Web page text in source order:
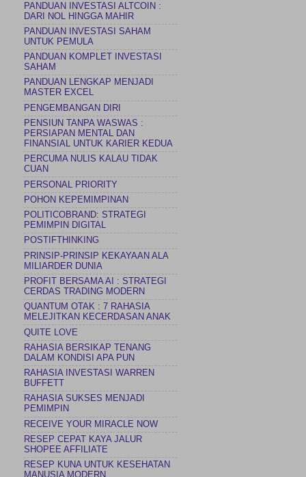
PANDUAN INVESTASI ALTCOIN :
DARI NOL HINGGA MAHIR
PANDUAN INVESTASI SAHAM
UNTUK PEMULA
PANDUAN KOMPLET INVESTASI
SAHAM
PANDUAN LENGKAP MENJADI
MASTER EXCEL
PENGEMBANGAN DIRI
PENSIUN TANPA WASWAS :
PERSIAPAN MENTAL DAN
FINANSIAL UNTUK KARIER KEDUA
PERCUMA NULIS KALAU TIDAK
CUAN
PERSONAL PRIORITY
POHON KEPEMIMPINAN
POLITICOBRAND: STRATEGI
PEMIMPIN DIGITAL
POSTIFTHINKING
PRINSIP-PRINSIP KEKAYAAN ALA
MILIARDER DUNIA
PROFIT BERSAMA AI : STRATEGI
CERDAS TRADING MODERN
QUANTUM OTAK : 7 RAHASIA
MELEJITKAN KECERDASAN ANAK
QUITE LOVE
RAHASIA BERSIKAP TENANG
DALAM KONDISI APA PUN
RAHASIA INVESTASI WARREN
BUFFETT
RAHASIA SUKSES MENJADI
PEMIMPIN
RECEIVE YOUR MIRACLE NOW
RESEP CEPAT KAYA JALUR
SHOPEE AFFILIATE
RESEP KUNA UNTUK KESEHATAN